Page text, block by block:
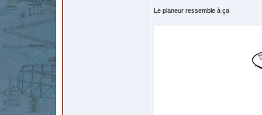
Le planeur ressemble à ça